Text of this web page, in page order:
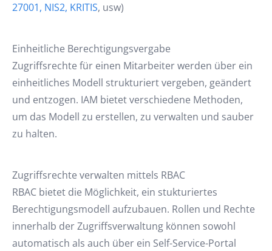
27001, NIS2, KRITIS, usw)
Einheitliche Berechtigungsvergabe
Zugriffsrechte für einen Mitarbeiter werden über ein
einheitliches Modell strukturiert vergeben, geändert
und entzogen. IAM bietet verschiedene Methoden,
um das Modell zu erstellen, zu verwalten und sauber
zu halten.
Zugriffsrechte verwalten mittels RBAC
RBAC bietet die Möglichkeit, ein stukturiertes
Berechtigungsmodell aufzubauen. Rollen und Rechte
innerhalb der Zugriffsverwaltung können sowohl
automatisch als auch über ein Self-Service-Portal